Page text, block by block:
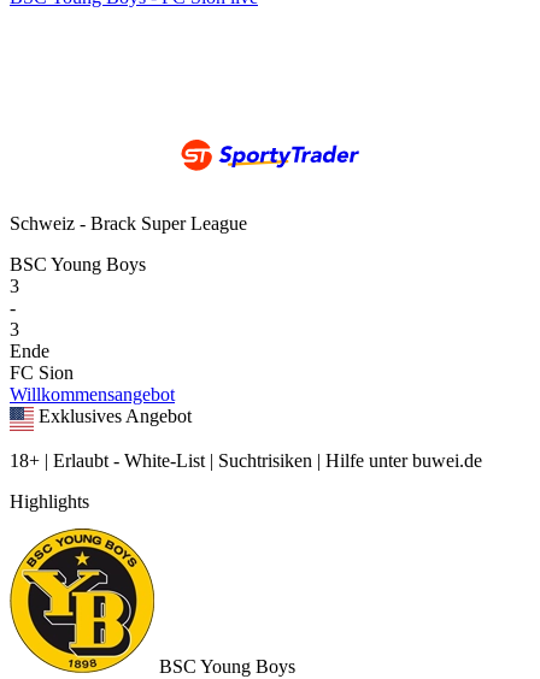
Schweiz - Brack Super League
BSC Young Boys
3
-
3
Ende
FC Sion
Willkommensangebot
Exklusives Angebot
18+ | Erlaubt - White-List | Suchtrisiken | Hilfe unter buwei.de
Highlights
BSC Young Boys